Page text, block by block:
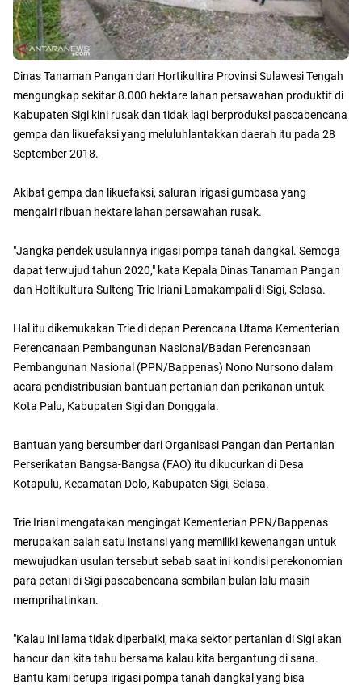
Dinas Tanaman Pangan dan Hortikultira Provinsi Sulawesi Tengah
mengungkap sekitar 8.000 hektare lahan persawahan produktif di
Kabupaten Sigi kini rusak dan tidak lagi berproduksi pascabencana
gempa dan likuefaksi yang meluluhlantakkan daerah itu pada 28
September 2018.
Akibat gempa dan likuefaksi, saluran irigasi gumbasa yang
mengairi ribuan hektare lahan persawahan rusak.
"Jangka pendek usulannya irigasi pompa tanah dangkal. Semoga
dapat terwujud tahun 2020," kata Kepala Dinas Tanaman Pangan
dan Holtikultura Sulteng Trie Iriani Lamakampali di Sigi, Selasa.
Hal itu dikemukakan Trie di depan Perencana Utama Kementerian
Perencanaan Pembangunan Nasional/Badan Perencanaan
Pembangunan Nasional (PPN/Bappenas) Nono Nursono dalam
acara pendistribusian bantuan pertanian dan perikanan untuk
Kota Palu, Kabupaten Sigi dan Donggala.
Bantuan yang bersumber dari Organisasi Pangan dan Pertanian
Perserikatan Bangsa-Bangsa (FAO) itu dikucurkan di Desa
Kotapulu, Kecamatan Dolo, Kabupaten Sigi, Selasa.
Trie Iriani mengatakan mengingat Kementerian PPN/Bappenas
merupakan salah satu instansi yang memiliki kewenangan untuk
mewujudkan usulan tersebut sebab saat ini kondisi perekonomian
para petani di Sigi pascabencana sembilan bulan lalu masih
memprihatinkan.
"Kalau ini lama tidak diperbaiki, maka sektor pertanian di Sigi akan
hancur dan kita tahu bersama kalau kita bergantung di sana.
Bantu kami berupa irigasi pompa tanah dangkal yang bisa